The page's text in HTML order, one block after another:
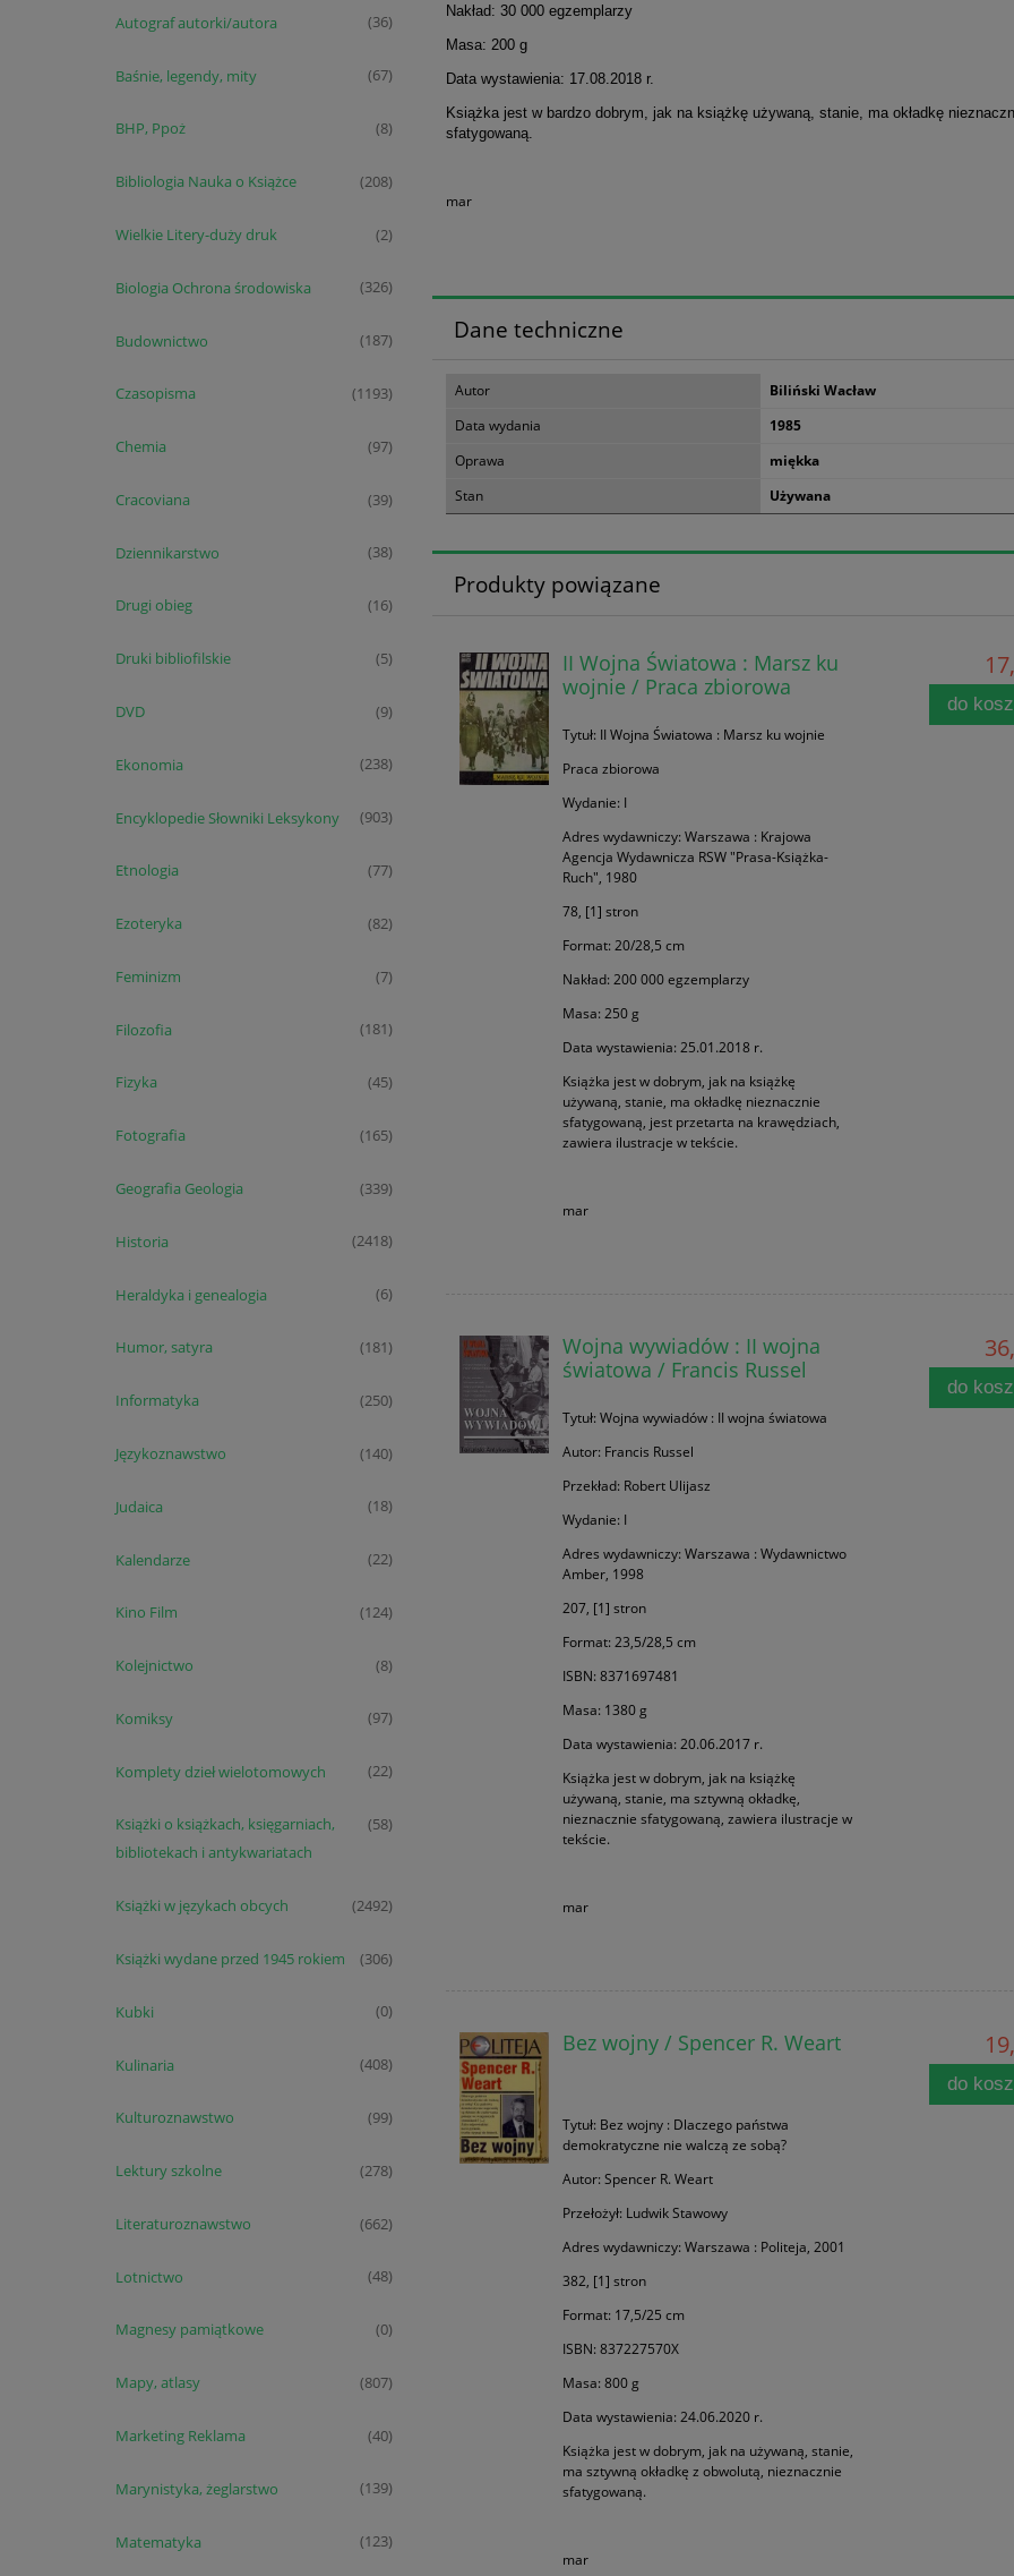
Autograf autorki/autora (36)
Baśnie, legendy, mity (67)
BHP, Ppoż (8)
Bibliologia Nauka o Książce (208)
Wielkie Litery-duży druk (2)
Biologia Ochrona środowiska (326)
Budownictwo (187)
Czasopisma (1193)
Chemia (97)
Cracoviana (39)
Dziennikarstwo (38)
Drugi obieg (16)
Druki bibliofilskie (5)
DVD (9)
Ekonomia (238)
Encyklopedie Słowniki Leksykony (903)
Etnologia (77)
Ezoteryka (82)
Feminizm (7)
Filozofia (181)
Fizyka (45)
Fotografia (165)
Geografia Geologia (339)
Historia (2418)
Heraldyka i genealogia (6)
Humor, satyra (181)
Informatyka (250)
Językoznawstwo (140)
Judaica (18)
Kalendarze (22)
Kino Film (124)
Kolejnictwo (8)
Komiksy (97)
Komplety dzieł wielotomowych (22)
Książki o książkach, księgarniach,
bibliotekach i antykwariatach
(58)
Książki w językach obcych (2492)
Książki wydane przed 1945 rokiem (306)
Kubki (0)
Kulinaria (408)
Kulturoznawstwo (99)
Lektury szkolne (278)
Literaturoznawstwo (662)
Lotnictwo (48)
Magnesy pamiątkowe (0)
Mapy, atlasy (807)
Marketing Reklama (40)
Marynistyka, żeglarstwo (139)
Matematyka (123)
Nakład: 30 000 egzemplarzy
Masa: 200 g
Data wystawienia: 17.08.2018 r.
Książka jest w bardzo dobrym, jak na książkę używaną, stanie, ma okładkę
sfatygowaną.
mar
Dane techniczne
Autor
Biliński Wacław
Data wydania
1985
Oprawa
miękka
Stan
Używana
Produkty powiązane
II Wojna Światowa : Marsz ku
wojnie / Praca zbiorowa
Tytuł: II Wojna Światowa : Marsz ku wojnie
Praca zbiorowa
Wydanie: I
Adres wydawniczy: Warszawa : Krajowa
Agencja Wydawnicza RSW "Prasa-Książka-
Ruch", 1980
78, [1] stron
Format: 20/28,5 cm
Nakład: 200 000 egzemplarzy
Masa: 250 g
Data wystawienia: 25.01.2018 r.
Książka jest w dobrym, jak na książkę
używaną, stanie, ma okładkę nieznacznie
sfatygowaną, jest przetarta na krawędziach,
zawiera ilustracje w tekście.
mar
do
Wojna wywiadów : II wojna
światowa / Francis Russel
Tytuł: Wojna wywiadów : II wojna światowa
Autor: Francis Russel
Przekład: Robert Ulijasz
Wydanie: I
Adres wydawniczy: Warszawa : Wydawnictwo
Amber, 1998
207, [1] stron
Format: 23,5/28,5 cm
ISBN: 8371697481
Masa: 1380 g
Data wystawienia: 20.06.2017 r.
Książka jest w dobrym, jak na książkę
używaną, stanie, ma sztywną okładkę,
nieznacznie sfatygowaną, zawiera ilustracje w
tekście.
mar
do
Bez wojny / Spencer R. Weart
Tytuł: Bez wojny : Dlaczego państwa
demokratyczne nie walczą ze sobą?
Autor: Spencer R. Weart
Przełożył: Ludwik Stawowy
Adres wydawniczy: Warszawa : Politeja, 2001
382, [1] stron
Format: 17,5/25 cm
ISBN: 837227570X
Masa: 800 g
Data wystawienia: 24.06.2020 r.
Książka jest w dobrym, jak na używaną, stanie,
ma sztywną okładkę z obwolutą, nieznacznie
sfatygowaną.
mar
do